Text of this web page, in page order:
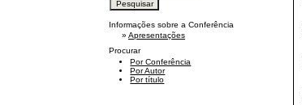
Informações sobre a Conferência
» Apresentações
Procurar
Por Conferência
Por Autor
Por título